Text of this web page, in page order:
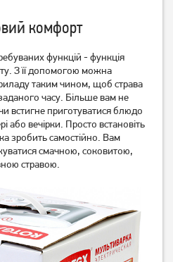
Мультиварка-скороварка
Rotex REPC 75-B
3 169 грн
2 759
комфорт
функцій - функція
З її допомогою можна
таким чином, щоб страва
часу. Більше вам не
встигне приготуватися блюдо
або вечірки. Просто встановіть
зробить самостійно. Вам
смачною, соковитою,
стравою.